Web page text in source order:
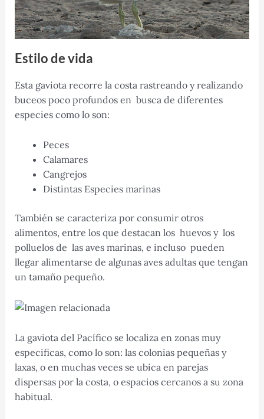
Estilo de vida
Esta gaviota recorre la costa rastreando y realizando
buceos poco profundos en busca de diferentes
especies como lo son:
Peces
Calamares
Cangrejos
Distintas Especies marinas
También se caracteriza por consumir otros
alimentos, entre los que destacan los huevos y los
polluelos de las aves marinas, e incluso pueden
llegar alimentarse de algunas aves adultas que tengan
un tamaño pequeño.
La gaviota del Pacífico se localiza en zonas muy
especificas, como lo son: las colonias pequeñas y
laxas, o en muchas veces se ubica en parejas
dispersas por la costa, o espacios cercanos a su zona
habitual.